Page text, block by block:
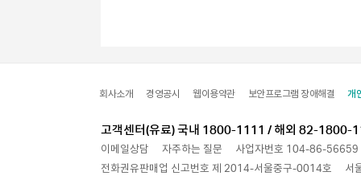
회사소개 경영공시 웹이용약관 보안프로그램 장애해결 개
고객센터(유료) 국내 1800-1111 / 해외 82-1800-
이메일상담 자주하는 질문
사업자번호 104-86-56659
전화권유판매업 신고번호 제 2014-서울중구-0014호
서